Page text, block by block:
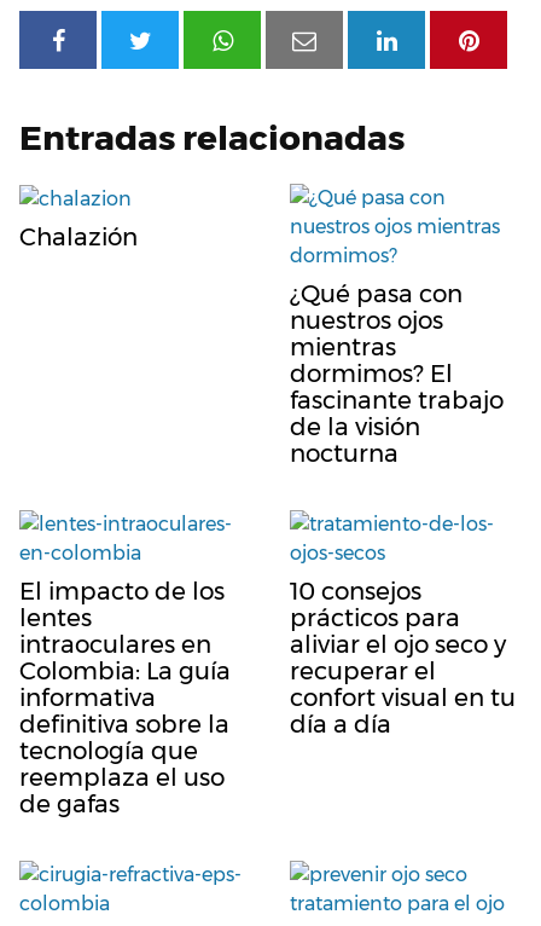
Entradas relacionadas
Chalazión
¿Qué pasa con
nuestros ojos
mientras
dormimos? El
fascinante trabajo
de la visión
nocturna
El impacto de los
lentes
intraoculares en
Colombia: La guía
informativa
definitiva sobre la
tecnología que
reemplaza el uso
de gafas
10 consejos
prácticos para
aliviar el ojo seco y
recuperar el
confort visual en tu
día a día